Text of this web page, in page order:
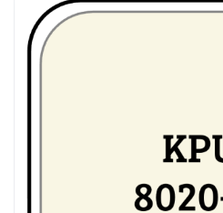
8020-
quantity